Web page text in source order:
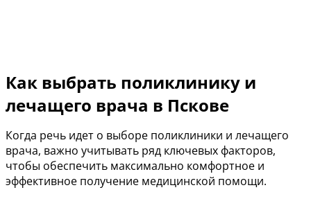
Как выбрать поликлинику и
лечащего врача в Пскове
Когда речь идет о выборе поликлиники и лечащего
врача, важно учитывать ряд ключевых факторов,
чтобы обеспечить максимально комфортное и
эффективное получение медицинской помощи.